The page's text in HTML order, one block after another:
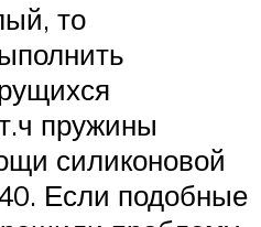
то
пружины
силиконовой
Если подобные